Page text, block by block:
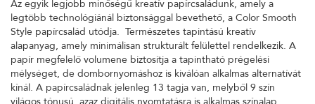
Az egyik legjobb minőségű kreatív papírcsaládunk, amely a
legtöbb technológiánál biztonsággal bevethető, a Color Smooth
Style papírcsalád utódja. Természetes tapintású kreatív
alapanyag, amely minimálisan strukturált felülettel rendelkezik. A
papír megfelelő volumene biztosítja a tapintható prégelési
mélységet, de dombornyomáshoz is kiválóan alkalmas alternatívát
kínál. A papírcsaládnak jelenleg 13 tagja van, melyből 9 szín